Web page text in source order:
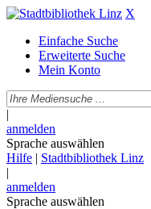
X
Einfache Suche
Erweiterte Suche
Mein Konto
|
anmelden
Sprache auswählen
Hilfe | Stadtbibliothek Linz
|
anmelden
Sprache auswählen